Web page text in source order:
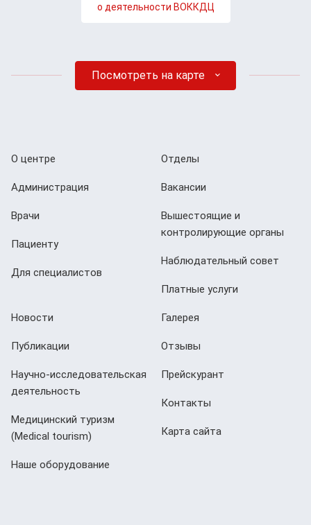
о деятельности ВОККДЦ
Посмотреть на карте
О центре
Администрация
Врачи
Пациенту
Для специалистов
Отделы
Вакансии
Вышестоящие и
контролирующие органы
Наблюдательный совет
Платные услуги
Новости
Публикации
Научно-исследовательская
деятельность
Медицинский туризм
(Мedical tourism)
Наше оборудование
Галерея
Отзывы
Прейскурант
Контакты
Карта сайта